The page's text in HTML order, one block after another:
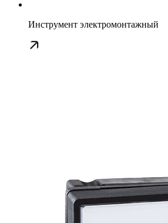
Инструмент электромонтажный